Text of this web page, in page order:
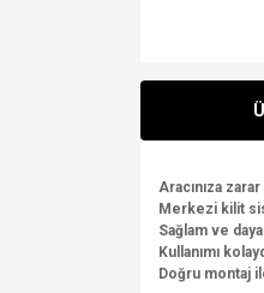
Aracınıza
Merkezi kilit
Sağlam ve
Kullanımı
Doğru montaj